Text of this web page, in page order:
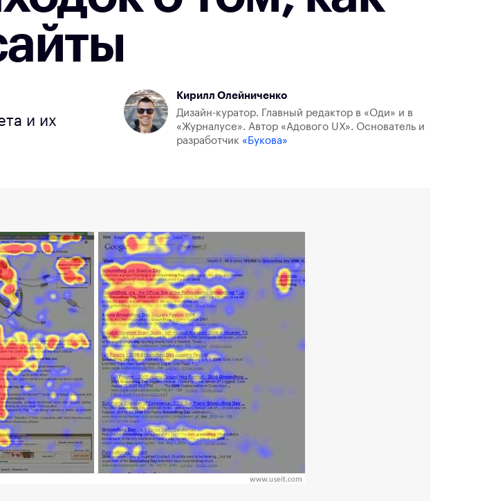
и их
Кирилл Олейниченко
Дизайн-куратор. Главный редактор в «Оди» и в
«Журналусе». Автор «Адового UX». Основатель и
разработчик «Букова»